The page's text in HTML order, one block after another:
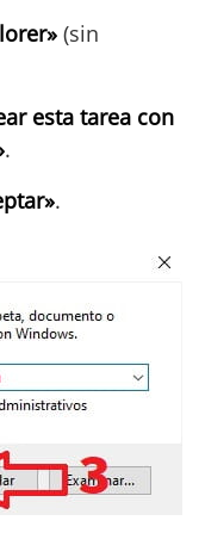
(sin
esta tarea con
.
.